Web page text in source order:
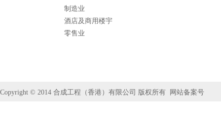
制造业
酒店及商用楼宇
零售业
Copyright © 2014 合成工程（香港）有限公司 版权所有 网站备案号